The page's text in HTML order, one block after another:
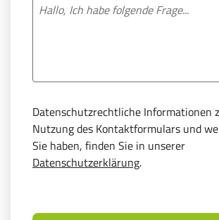
Datenschutzrechtliche Informationen
Nutzung des Kontaktformulars und
Sie haben, finden Sie in unserer
Datenschutzerklärung.